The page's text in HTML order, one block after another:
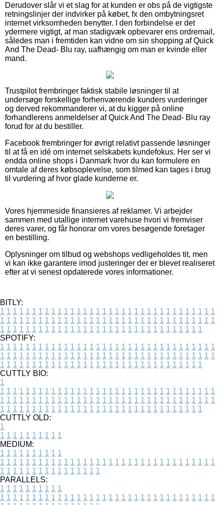
Derudover slår vi et slag for at kunden er obs på de vigtigste
retningslinjer der indvirker på købet, fx den ombytningsret
internet virksomheden benytter. I den forbindelse er det
ydermere vigtigt, at man stadigvæk opbevarer ens ordremail,
således man i fremtiden kan vidne om sin shopping af Quick
And The Dead- Blu ray, uafhængig om man er kvinde eller
mand.
Trustpilot frembringer faktisk stabile løsninger til at
undersøge forskellige forhenværende kunders vurderinger
og derved rekommanderer vi, at du kigger på online
forhandlerens anmeldelser af Quick And The Dead- Blu ray
forud for at du bestiller.
Facebook frembringer for øvrigt relativt passende løsninger
til at få en idé om internet selskabets kundefokus. Her ser vi
endda online shops i Danmark hvor du kan formulere en
omtale af deres købsoplevelse, som tilmed kan tages i brug
til vurdering af hvor glade kunderne er.
Vores hjemmeside finansieres af reklamer. Vi arbejder
sammen med utallige internet varehuse hvori vi fremviser
deres varer, og får honorar om vores besøgende foretager
en bestilling.
Oplysninger om tilbud og webshops vedligeholdes tit, men
vi kan ikke garantere imod justeringer der er blevet realiseret
efter at vi senest opdaterede vores informationer.
BITLY:
1 1 1 1 1 1 1 1 1 1 1 1 1 1 1 1 1 1 1 1 1 1 1 1 1 1 1 1 1 1 1 1 1 1
1 1 1 1 1 1 1 1 1 1 1 1 1 1 1 1 1 1 1 1 1 1 1 1 1 1 1 1 1 1 1 1 1 1
1 1 1 1 1 1 1 1 1 1 1 1 1 1 1 1 1 1 1 1 1 1 1 1 1 1 1 1 1 1 1 1
SPOTIFY:
1 1 1 1 1 1 1 1 1 1 1 1 1 1 1 1 1 1 1 1 1 1 1 1 1 1 1 1 1 1 1 1 1 1
1 1 1 1 1 1 1 1 1 1 1 1 1 1 1 1 1 1 1 1 1 1 1 1 1 1 1 1 1 1 1 1 1 1
1 1 1 1 1 1 1 1 1 1 1 1 1 1 1 1 1 1 1 1 1 1 1 1 1 1 1 1 1 1 1 1
CUTTLY BIO:
1
1 1 1 1 1 1 1 1 1 1 1 1 1 1 1 1 1 1 1 1 1 1 1 1 1 1 1 1 1 1 1 1 1 1
1 1 1 1 1 1 1 1 1 1 1 1 1 1 1 1 1 1 1 1 1 1 1 1 1 1 1 1 1 1 1 1 1 1
1 1 1 1 1 1 1 1 1 1 1 1 1 1 1 1 1 1 1 1 1 1 1 1 1 1 1 1 1 1 1 1
CUTTLY OLD:
1
1 1 1 1 1 1 1 1 1 1
MEDIUM:
1 1 1 1 1 1 1 1 1 1
1 1 1 1 1 1 1 1 1 1 1 1 1 1 1 1 1 1 1 1 1 1 1 1 1 1 1 1 1 1 1 1 1 1
1 1 1 1 1 1 1 1 1 1 1 1 1 1 1 1
PARALLELS:
1 1 1 1 1 1 1 1 1 1
1 1 1 1 1 1 1 1 1 1 1 1 1 1 1 1 1 1 1 1 1 1 1 1 1 1 1 1 1 1 1 1 1 1